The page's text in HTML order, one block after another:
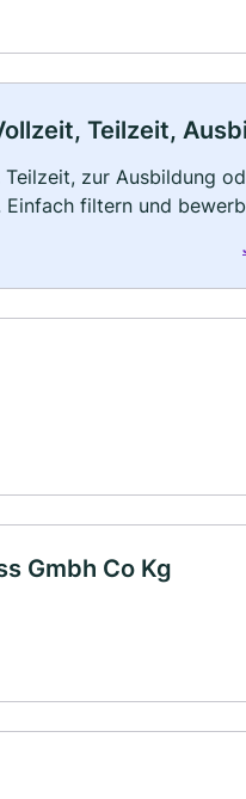
Teilzeit,
zur Ausbildung
Einfach filtern und
Gmbh Co Kg